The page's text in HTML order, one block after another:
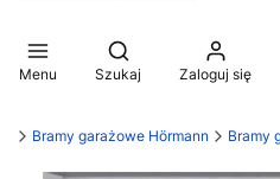
Menu
Otwórz wyszukiwarkę
Szukaj Zaloguj się
Bramy garażowe Hörmann